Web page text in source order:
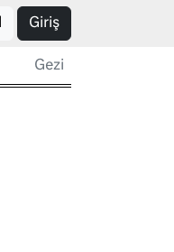
Giriş
Gezi